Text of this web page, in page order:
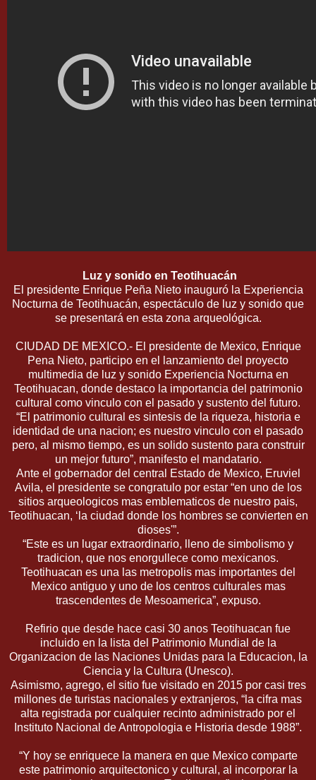
Luz y sonido en Teotihuacán
El presidente Enrique Peña Nieto inauguró la Experiencia
Nocturna de Teotihuacán, espectáculo de luz y sonido que
se presentará en esta zona arqueológica.
CIUDAD DE MEXICO.- El presidente de Mexico, Enrique
Pena Nieto, participo en el lanzamiento del proyecto
multimedia de luz y sonido Experiencia Nocturna en
Teotihuacan, donde destaco la importancia del patrimonio
cultural como vinculo con el pasado y sustento del futuro.
“El patrimonio cultural es sintesis de la riqueza, historia e
identidad de una nacion; es nuestro vinculo con el pasado
pero, al mismo tiempo, es un solido sustento para construir
un mejor futuro”, manifesto el mandatario.
Ante el gobernador del central Estado de Mexico, Eruviel
Avila, el presidente se congratulo por estar “en uno de los
sitios arqueologicos mas emblematicos de nuestro pais,
Teotihuacan, ‘la ciudad donde los hombres se convierten en
dioses'”.
“Este es un lugar extraordinario, lleno de simbolismo y
tradicion, que nos enorgullece como mexicanos.
Teotihuacan es una las metropolis mas importantes del
Mexico antiguo y uno de los centros culturales mas
trascendentes de Mesoamerica”, expuso.
Refirio que desde hace casi 30 anos Teotihuacan fue
incluido en la lista del Patrimonio Mundial de la
Organizacion de las Naciones Unidas para la Educacion, la
Ciencia y la Cultura (Unesco).
Asimismo, agrego, el sitio fue visitado en 2015 por casi tres
millones de turistas nacionales y extranjeros, “la cifra mas
alta registrada por cualquier recinto administrado por el
Instituto Nacional de Antropologia e Historia desde 1988”.
“Y hoy se enriquece la manera en que Mexico comparte
este patrimonio arquitectonico y cultural, al incorporar la